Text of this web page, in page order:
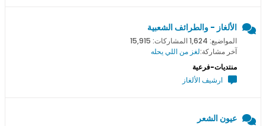
الألغاز - والطرائف الشعبية
المواضيع: 1,624 المشاركات: 15,915
آخر مشاركة:لغز من اللي يحله
منتديات-فرعية
ارشيف الألغاز
عيون الشعر